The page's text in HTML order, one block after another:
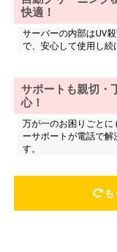
快適！
サーバーの内部はUV
で、安心して使用し続
サポートも親切・
心！
万が一のお困りごとに
ーサポートが電話で解
す。